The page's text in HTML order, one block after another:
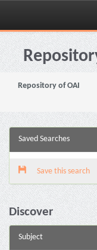
Skip
navigation
Repository of OAI
Saved Searches
Save this search
Discover
Subject